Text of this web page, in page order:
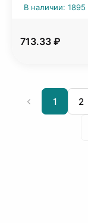
В наличии: 1895
713.33 ₽
1 2